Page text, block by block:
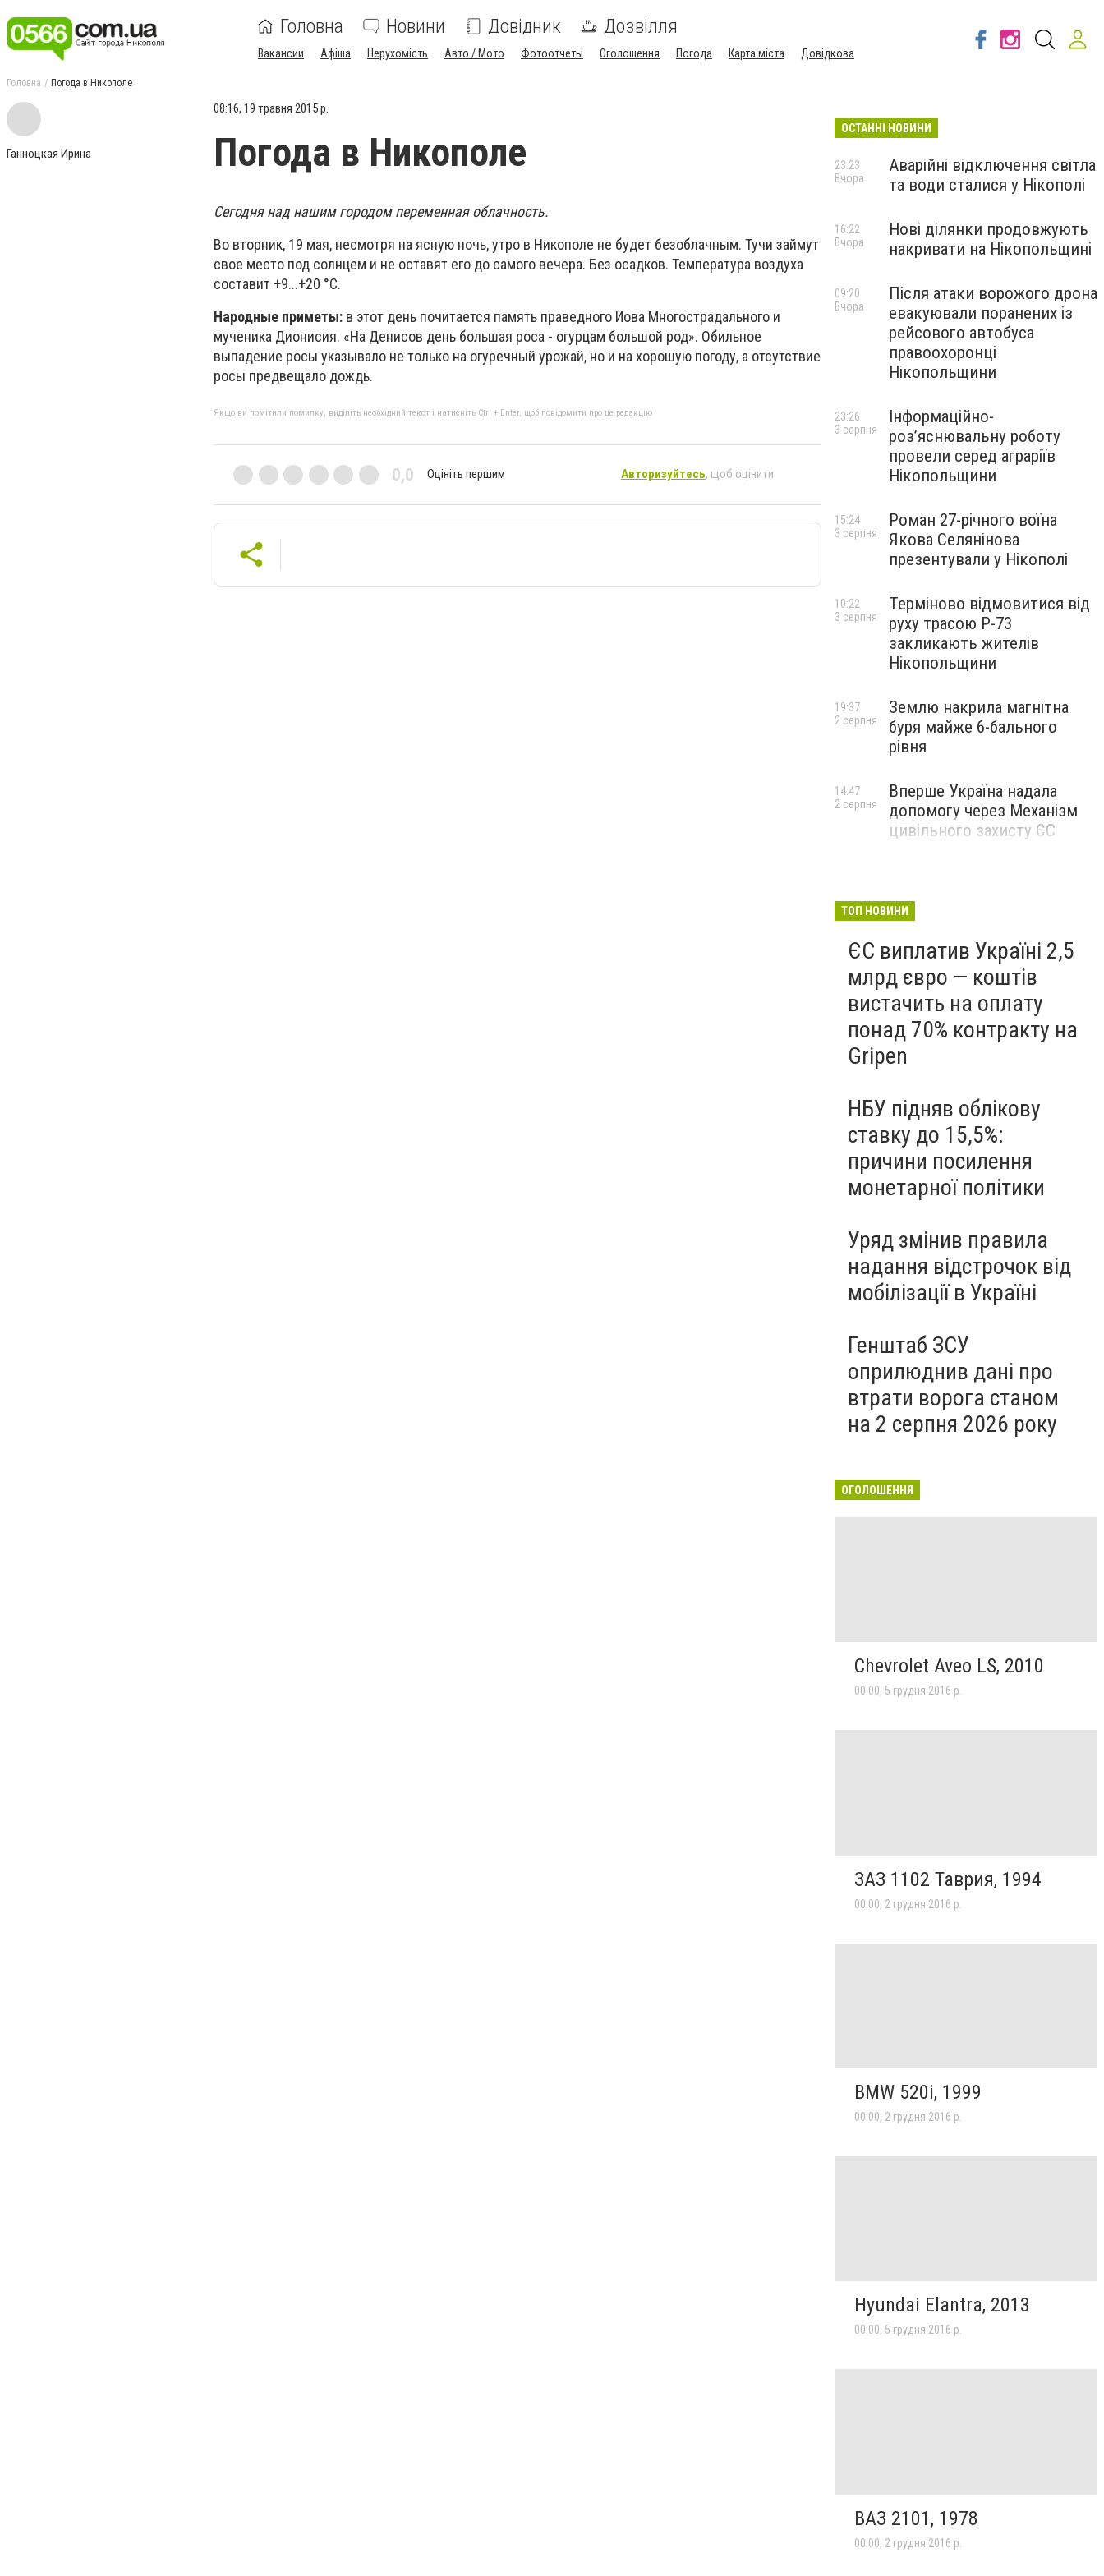
Головна Новини Довідник Дозвілля
Вакансии Афіша Нерухомість Авто / Мото Фотоотчеты Оголошення Погода Карта міста Довідкова
Головна Погода в Никополе
Ганноцкая Ирина
08:16, 19 травня 2015 р.
Погода в Никополе
Сегодня над нашим городом переменная облачность.
Во вторник, 19 мая, несмотря на ясную ночь, утро в Никополе не будет безоблачным. Тучи займут
свое место под солнцем и не оставят его до самого вечера. Без осадков. Температура воздуха
составит +9...+20 °С.
Народные приметы: в этот день почитается память праведного Иова Многострадального и
мученика Дионисия. «На Денисов день большая роса - огурцам большой род». Обильное
выпадение росы указывало не только на огуречный урожай, но и на хорошую погоду, а отсутствие
росы предвещало дождь.
Якщо ви помітили помилку, виділіть необхідний текст і натисніть Ctrl + Enter, щоб повідомити про це редакцію
0,0 Оцініть першим Авторизуйтесь, щоб оцінити
ОСТАННІ НОВИНИ
Аварійні відключення світла
та води сталися у Нікополі
23:23
Вчора
Нові ділянки продовжують
накривати на Нікопольщині
16:22
Вчора
Після атаки ворожого дрона
евакуювали поранених із
рейсового автобуса
правоохоронці
Нікопольщини
09:20
Вчора
Інформаційно-
роз’яснювальну роботу
провели серед аграріїв
Нікопольщини
23:26
3 серпня
Роман 27-річного воїна
Якова Селянінова
презентували у Нікополі
15:24
3 серпня
Терміново відмовитися від
руху трасою Р-73
закликають жителів
Нікопольщини
10:22
3 серпня
Землю накрила магнітна
буря майже 6-бального
рівня
19:37
2 серпня
Вперше Україна надала
допомогу через Механізм
цивільного захисту ЄС
14:47
2 серпня
ТОП НОВИНИ
ЄС виплатив Україні 2,5
млрд євро — коштів
вистачить на оплату
понад 70% контракту на
Gripen
НБУ підняв облікову
ставку до 15,5%:
причини посилення
монетарної політики
Уряд змінив правила
надання відстрочок від
мобілізації в Україні
Генштаб ЗСУ
оприлюднив дані про
втрати ворога станом
на 2 серпня 2026 року
ОГОЛОШЕННЯ
Chevrolet Aveo LS, 2010
00:00, 5 грудня 2016 р.
ЗАЗ 1102 Таврия, 1994
00:00, 2 грудня 2016 р.
BMW 520i, 1999
00:00, 2 грудня 2016 р.
Hyundai Elantra, 2013
00:00, 5 грудня 2016 р.
ВАЗ 2101, 1978
00:00, 2 грудня 2016 р.